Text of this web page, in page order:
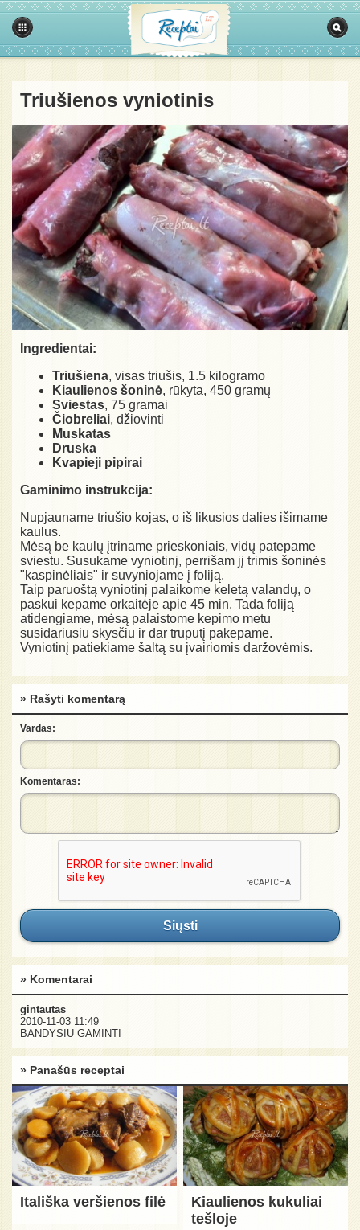
Triušienos vyniotinis
Ingredientai:
Triušiena, visas triušis, 1.5 kilogramo
Kiaulienos šoninė, rūkyta, 450 gramų
Sviestas, 75 gramai
Čiobreliai, džiovinti
Muskatas
Druska
Kvapieji pipirai
Gaminimo instrukcija:
Nupjauname triušio kojas, o iš likusios dalies išimame
kaulus.
Mėsą be kaulų įtriname prieskoniais, vidų patepame
sviestu. Susukame vyniotinį, perrišam jį trimis šoninės
"kaspinėliais" ir suvyniojame į foliją.
Taip paruoštą vyniotinį palaikome keletą valandų, o
paskui kepame orkaitėje apie 45 min. Tada foliją
atidengiame, mėsą palaistome kepimo metu
susidariusiu skysčiu ir dar truputį pakepame.
Vyniotinį patiekiame šaltą su įvairiomis daržovėmis.
» Rašyti komentarą
Vardas:
Komentaras:
Siųsti
» Komentarai
gintautas
2010-11-03 11:49
BANDYSIU GAMINTI
» Panašūs receptai
Itališka veršienos filė
Kiaulienos kukuliai
tešloje